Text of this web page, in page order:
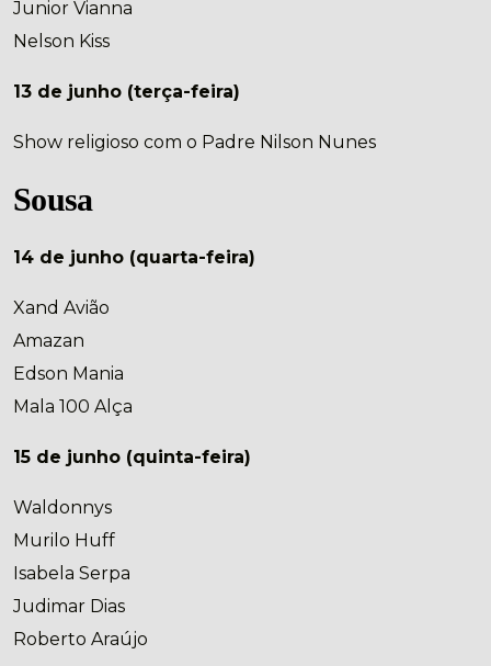
Junior Vianna
Nelson Kiss
13 de junho (terça-feira)
Show religioso com o Padre Nilson Nunes
Sousa
14 de junho (quarta-feira)
Xand Avião
Amazan
Edson Mania
Mala 100 Alça
15 de junho (quinta-feira)
Waldonnys
Murilo Huff
Isabela Serpa
Judimar Dias
Roberto Araújo